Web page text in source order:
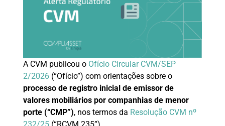
A CVM publicou o Ofício Circular CVM/SEP
2/2026(“Ofício”) com orientações sobre o
processo de registro inicial de emissor de
valores mobiliários por companhias de menor
porte (“CMP”), nos termos da Resolução CVM nº